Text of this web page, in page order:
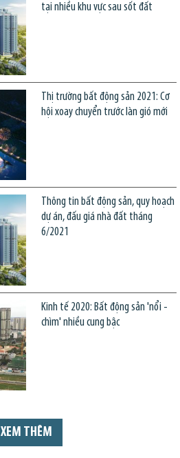
tại nhiều khu vực sau sốt đất
Thị trường bất động sản 2021: Cơ
hội xoay chuyển trước làn gió mới
Thông tin bất động sản, quy hoạch
dự án, đấu giá nhà đất tháng
6/2021
Kinh tế 2020: Bất động sản 'nổi -
chìm' nhiều cung bậc
XEM THÊM